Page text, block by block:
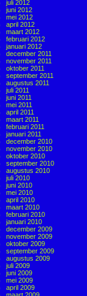
juli 2012
juni 2012
mei 2012
april 2012
maart 2012
februari 2012
januari 2012
december 2011
november 2011
oktober 2011
september 2011
augustus 2011
juli 2011
juni 2011
mei 2011
april 2011
maart 2011
februari 2011
januari 2011
december 2010
november 2010
oktober 2010
september 2010
augustus 2010
juli 2010
juni 2010
mei 2010
april 2010
maart 2010
februari 2010
januari 2010
december 2009
november 2009
oktober 2009
september 2009
augustus 2009
juli 2009
juni 2009
mei 2009
april 2009